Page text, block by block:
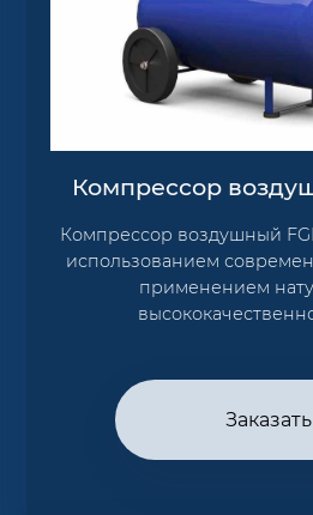
Компрессор
Компрессор воздушный
использованием
применением
Заказать